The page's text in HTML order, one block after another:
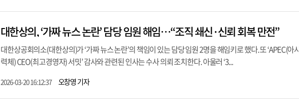
대한상의, ‘가짜 뉴스 논란’ 담당 임원 해임…“조직 쇄신·신뢰 회복 만전”
대한상공회의소(대한상의)가 ‘가짜 뉴스 논란’의 책임이 있는 담당 임원 2명을 해임키로 했다. 또 ‘APEC(
력체) CEO(최고경영자) 서밋’ 감사와 관련된 인사는 수사 의뢰 조치한다. 아울러 ‘3...
2026-03-20 16:12:37 오창영 기자